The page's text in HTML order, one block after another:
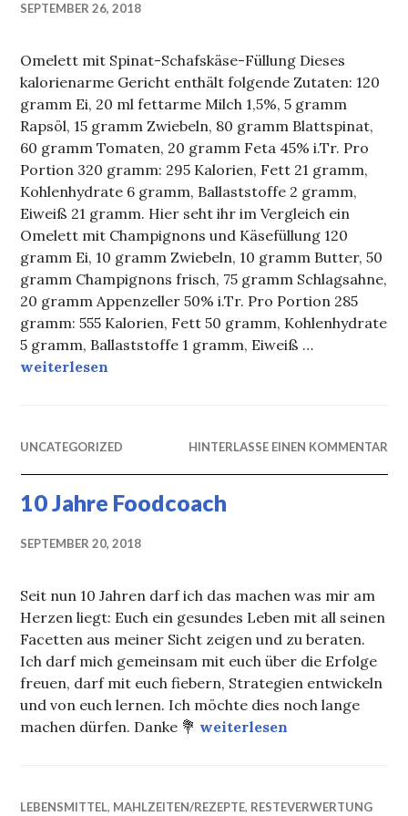
SEPTEMBER 26, 2018
Omelett mit Spinat-Schafskäse-Füllung Dieses
kalorienarme Gericht enthält folgende Zutaten: 120
gramm Ei, 20 ml fettarme Milch 1,5%, 5 gramm
Rapsöl, 15 gramm Zwiebeln, 80 gramm Blattspinat,
60 gramm Tomaten, 20 gramm Feta 45% i.Tr. Pro
Portion 320 gramm: 295 Kalorien, Fett 21 gramm,
Kohlenhydrate 6 gramm, Ballaststoffe 2 gramm,
Eiweiß 21 gramm. Hier seht ihr im Vergleich ein
Omelett mit Champignons und Käsefüllung 120
gramm Ei, 10 gramm Zwiebeln, 10 gramm Butter, 50
gramm Champignons frisch, 75 gramm Schlagsahne,
20 gramm Appenzeller 50% i.Tr. Pro Portion 285
gramm: 555 Kalorien, Fett 50 gramm, Kohlenhydrate
5 gramm, Ballaststoffe 1 gramm, Eiweiß …
Kalorienarmes Omelett
weiterlesen
UNCATEGORIZED HINTERLASSE EINEN KOMMENTAR
10 Jahre Foodcoach
SEPTEMBER 20, 2018
Seit nun 10 Jahren darf ich das machen was mir am
Herzen liegt: Euch ein gesundes Leben mit all seinen
Facetten aus meiner Sicht zeigen und zu beraten.
Ich darf mich gemeinsam mit euch über die Erfolge
freuen, darf mit euch fiebern, Strategien entwickeln
und von euch lernen. Ich möchte dies noch lange
machen dürfen. Danke 💐 10 Jahre Foodcoach
weiterlesen
LEBENSMITTEL, MAHLZEITEN/REZEPTE, RESTEVERWERTUNG